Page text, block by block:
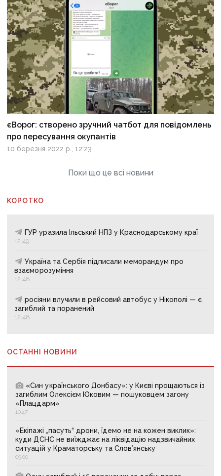
єВорог: створено зручний чатбот для повідомлень
про пересування окупантів
10 березня 2022 р., 12:23
Поки що це всі новини
КОРОТКО
ГУР уразила Ільський НПЗ у Краснодарському краї
12:49
Україна та Сербія підписали меморандум про
взаєморозуміння
12:48
росіяни влучили в рейсовий автобус у Нікополі — є
загиблий та поранений
12:48
ОСТАННІ НОВИНИ
«Син українського Донбасу»: у Києві прощаються із
загиблим Олексієм Юковим — пошуковцем загону
«Плацдарм»
10:47
«Екіпажі „пасуть“ дрони, їдемо не на кожен виклик»:
куди ДСНС не виїжджає на ліквідацію надзвичайних
ситуацій у Краматорську та Слов’янську
09:00